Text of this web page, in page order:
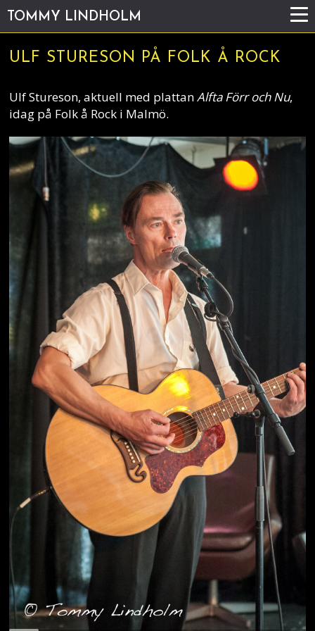
TOMMY LINDHOLM
ULF STURESON PÅ FOLK Å ROCK
Ulf Stureson, aktuell med plattanAlfta Förr och Nu,
idag på Folk å Rock i Malmö.